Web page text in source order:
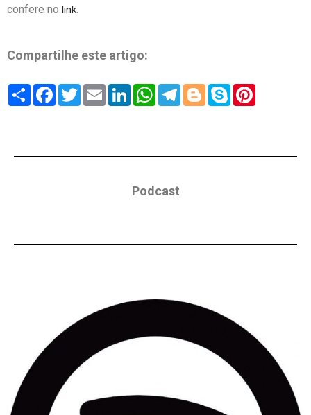
confere no link.
Compartilhe este artigo:
ShareFacebook
TwitterEmailLinkedInWhatsApp
Telegram
Blogger
Skype
Podcast